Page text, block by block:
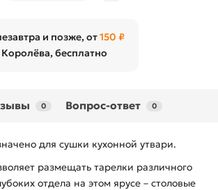
и позже, от150 ₽
бесплатно
0 Вопрос-ответ 0
для сушки кухонной утвари.
размещать тарелки различного
отдела на этом ярусе – столовые